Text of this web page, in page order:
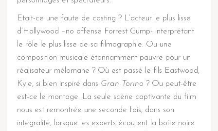
Etait-ce une faute de casting ? L’acteur le plus lisse
d’Hollywood –no offense Forrest Gump- interprétant
le rôle le plus lisse de sa filmographie. Ou une
composition musicale étonnamment pauvre pour un
réalisateur mélomane ? Où est passé le fils Eastwood,
Kyle, si bien inspiré dans Gran Torino ? Ou peut-être
est-ce le montage. La seule scène captivante du film
nous est remontrée une seconde fois, dans son
intégralité, lorsque les experts écoutent la boite noire